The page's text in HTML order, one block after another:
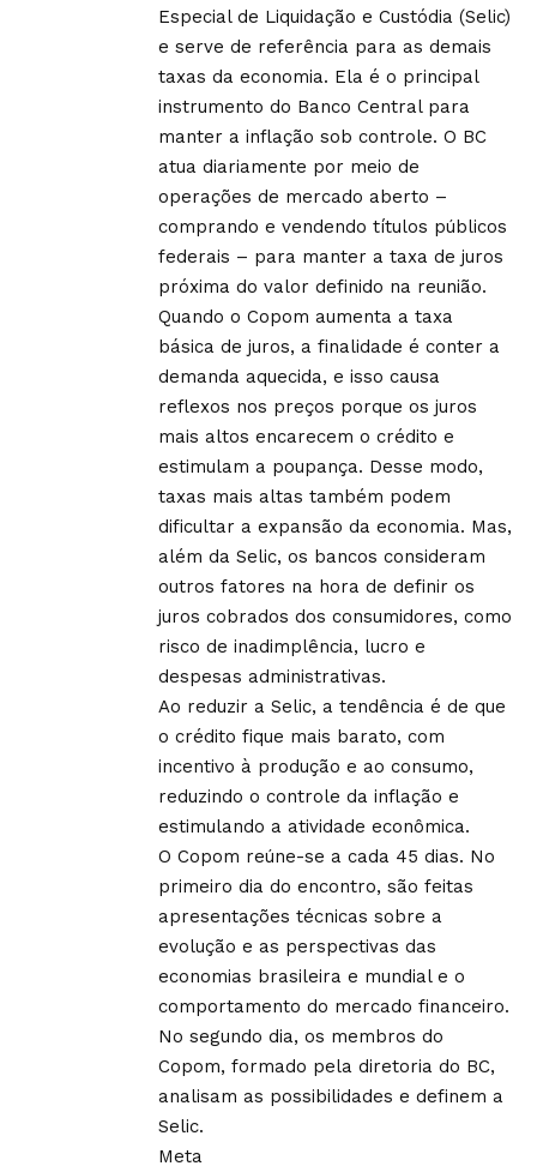
Especial de Liquidação e Custódia (Selic)
e serve de referência para as demais
taxas da economia. Ela é o principal
instrumento do Banco Central para
manter a inflação sob controle. O BC
atua diariamente por meio de
operações de mercado aberto –
comprando e vendendo títulos públicos
federais – para manter a taxa de juros
próxima do valor definido na reunião.
Quando o Copom aumenta a taxa
básica de juros, a finalidade é conter a
demanda aquecida, e isso causa
reflexos nos preços porque os juros
mais altos encarecem o crédito e
estimulam a poupança. Desse modo,
taxas mais altas também podem
dificultar a expansão da economia. Mas,
além da Selic, os bancos consideram
outros fatores na hora de definir os
juros cobrados dos consumidores, como
risco de inadimplência, lucro e
despesas administrativas.
Ao reduzir a Selic, a tendência é de que
o crédito fique mais barato, com
incentivo à produção e ao consumo,
reduzindo o controle da inflação e
estimulando a atividade econômica.
O Copom reúne-se a cada 45 dias. No
primeiro dia do encontro, são feitas
apresentações técnicas sobre a
evolução e as perspectivas das
economias brasileira e mundial e o
comportamento do mercado financeiro.
No segundo dia, os membros do
Copom, formado pela diretoria do BC,
analisam as possibilidades e definem a
Selic.
Meta